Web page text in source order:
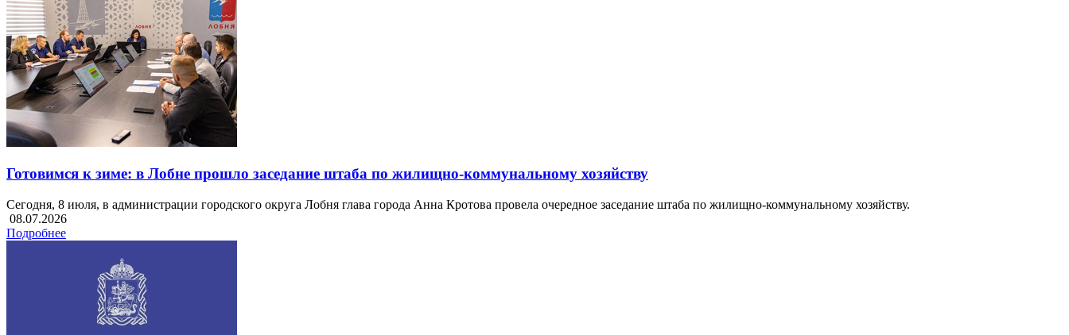
Готовимся к зиме: в Лобне прошло заседание штаба по жилищно-коммунальному хозяйству
Сегодня, 8 июля, в администрации городского округа Лобня глава города Анна Кротова провела очередное заседание штаба по жилищно-коммунальному хозяйству.
08.07.2026
Подробнее